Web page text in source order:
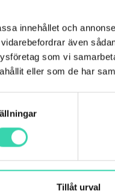
innehållet och
även
som vi
eller som de har
Tillåt urval